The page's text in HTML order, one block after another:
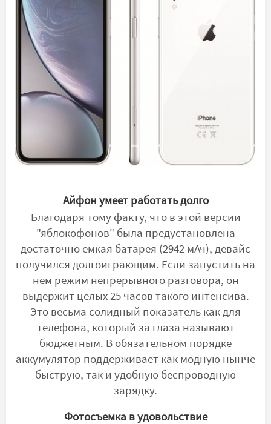
Айфон умеет работать долго
Благодаря тому факту, что в этой версии
"яблокофонов" была предустановлена
достаточно емкая батарея (2942 мАч), девайс
получился долгоиграющим. Если запустить на
нем режим непрерывного разговора, он
выдержит целых 25 часов такого интенсива.
Это весьма солидный показатель как для
телефона, который за глаза называют
бюджетным. В обязательном порядке
аккумулятор поддерживает как модную нынче
быструю, так и удобную беспроводную
зарядку.
Фотосъемка в удовольствие